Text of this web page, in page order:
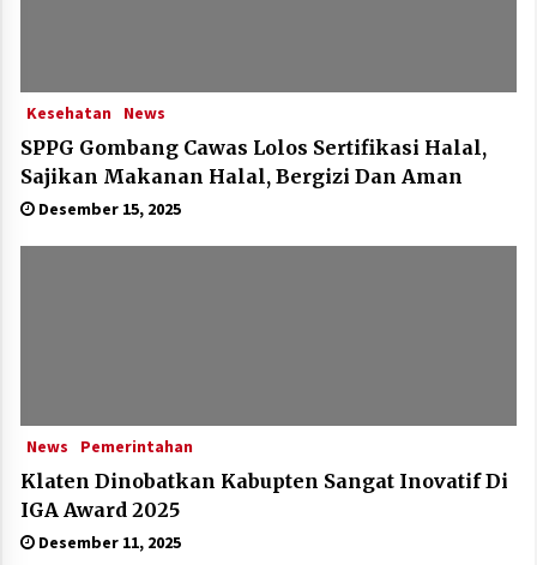
Kesehatan News
SPPG Gombang Cawas Lolos Sertifikasi Halal,
Sajikan Makanan Halal, Bergizi Dan Aman
Desember 15, 2025
News Pemerintahan
Klaten Dinobatkan Kabupten Sangat Inovatif Di
IGA Award 2025
Desember 11, 2025